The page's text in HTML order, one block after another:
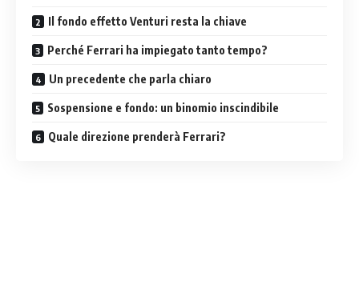
Il fondo effetto Venturi resta la chiave
Perché Ferrari ha impiegato tanto tempo?
Un precedente che parla chiaro
Sospensione e fondo: un binomio inscindibile
Quale direzione prenderà Ferrari?